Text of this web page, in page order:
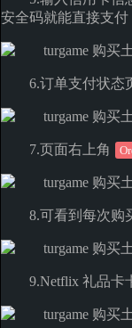
安全码就能直接支付
6.订单支付状态
7.页面右上角
8.可看到每次购
9.Netflix 礼品卡